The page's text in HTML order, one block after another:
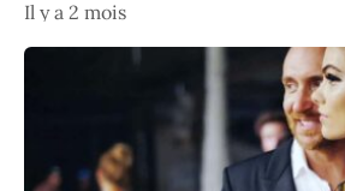
Il y a 2 mois